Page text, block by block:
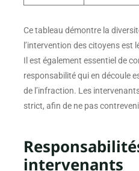
Ce tableau démontre la
l’intervention des citoyens est
Il est également essentiel de
responsabilité qui en découle
de l’infraction. Les
strict, afin de ne pas
intervenants